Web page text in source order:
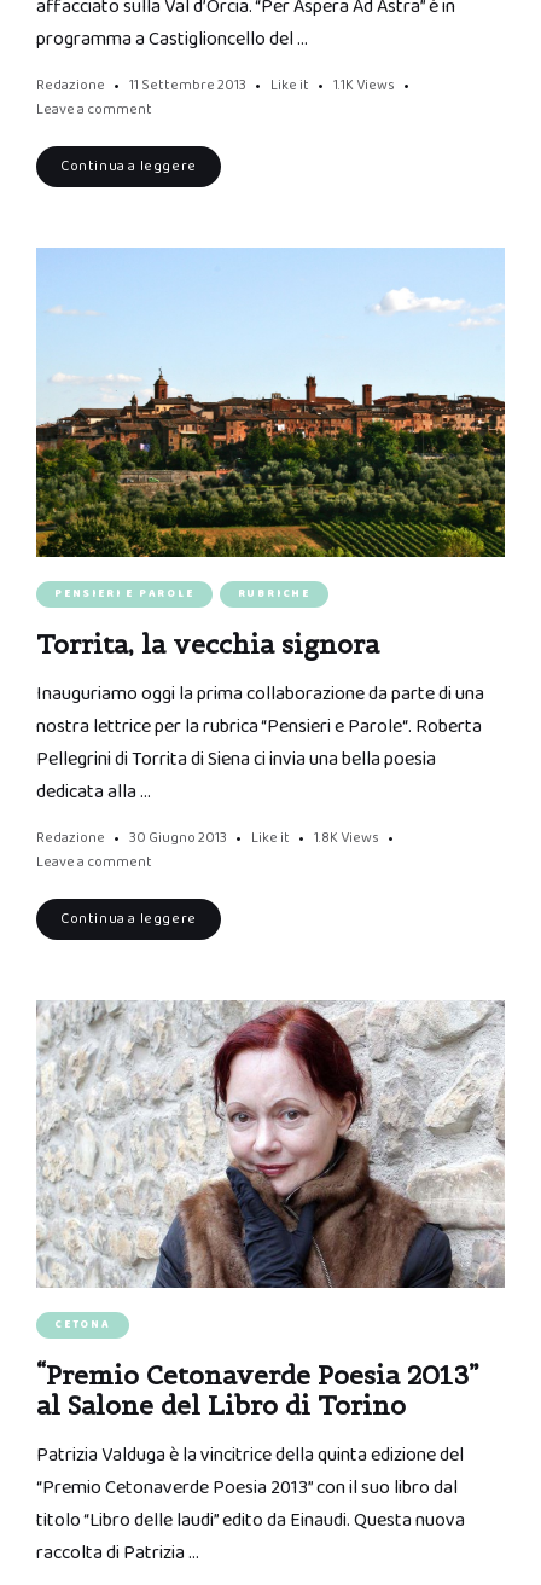
affacciato sulla Val d’Orcia. “Per Aspera Ad Astra” è in
programma a Castiglioncello del …
Redazione 11 Settembre 2013 Like it 1.1K Views
Leave a comment
Continua a leggere
PENSIERI E PAROLE RUBRICHE
Torrita, la vecchia signora
Inauguriamo oggi la prima collaborazione da parte di una
nostra lettrice per la rubrica “Pensieri e Parole“. Roberta
Pellegrini di Torrita di Siena ci invia una bella poesia
dedicata alla …
Redazione 30 Giugno 2013 Like it 1.8K Views
Leave a comment
Continua a leggere
CETONA
“Premio Cetonaverde Poesia 2013”
al Salone del Libro di Torino
Patrizia Valduga è la vincitrice della quinta edizione del
“Premio Cetonaverde Poesia 2013” con il suo libro dal
titolo “Libro delle laudi” edito da Einaudi. Questa nuova
raccolta di Patrizia …